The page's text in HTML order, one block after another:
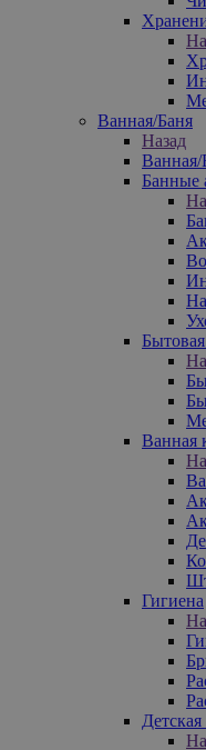
Ванная/Баня
Назад
Ванная/
Банные
Ванная
Гигиена